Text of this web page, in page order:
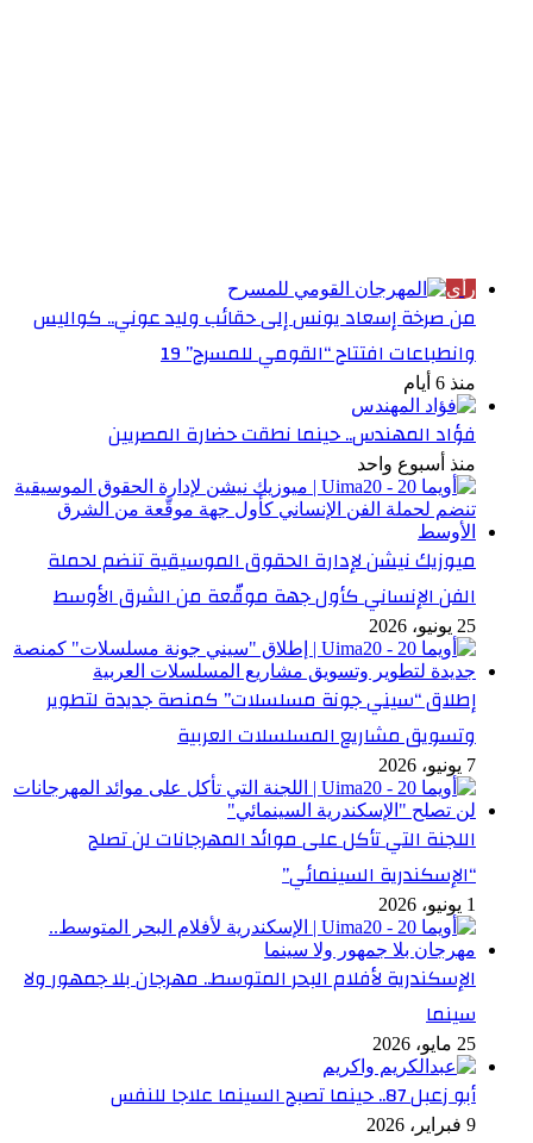
رأي
من صرخة إسعاد يونس إلى حقائب وليد عوني.. كواليس
وانطباعات افتتاح “القومي للمسرح” 19
منذ 6 أيام
فؤاد المهندس.. حينما نطقت حضارة المصريين
منذ أسبوع واحد
ميوزيك نيشن لإدارة الحقوق الموسيقية تنضم لحملة
الفن الإنساني كأول جهة موقّعة من الشرق الأوسط
25 يونيو، 2026
إطلاق “سيني جونة مسلسلات” كمنصة جديدة لتطوير
وتسويق مشاريع المسلسلات العربية
7 يونيو، 2026
اللجنة التي تأكل على موائد المهرجانات لن تصلح
“الإسكندرية السينمائي”
1 يونيو، 2026
الإسكندرية لأفلام البحر المتوسط.. مهرجان بلا جمهور ولا
سينما
25 مايو، 2026
أبو زعبل 87.. حينما تصبح السينما علاجا للنفس
9 فبراير، 2026